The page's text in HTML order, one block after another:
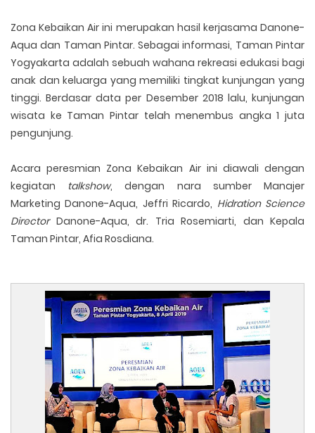
Zona Kebaikan Air ini merupakan hasil kerjasama Danone-
Aqua dan Taman Pintar. Sebagai informasi, Taman Pintar
Yogyakarta adalah sebuah wahana rekreasi edukasi bagi
anak dan keluarga yang memiliki tingkat kunjungan yang
tinggi. Berdasar data per Desember 2018 lalu, kunjungan
wisata ke Taman Pintar telah menembus angka 1 juta
pengunjung.
Acara peresmian Zona Kebaikan Air ini diawali dengan
kegiatan talkshow, dengan nara sumber Manajer
Marketing Danone-Aqua, Jeffri Ricardo, Hidration Science
Director Danone-Aqua, dr. Tria Rosemiarti, dan Kepala
Taman Pintar, Afia Rosdiana.